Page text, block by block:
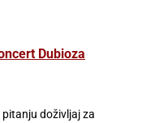
Dubioza
pitanju doživljaj za